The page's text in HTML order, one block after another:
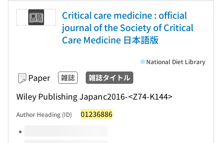
Critical care medicine : official
journal of the Society of Critical
Care Medicine 日本語版
Paper 雑誌 雑誌タイトル
Wiley Publishing Japanc2016-<Z74-K144>
National Diet Library
Author Heading (ID) 01236886
Volumes of this title